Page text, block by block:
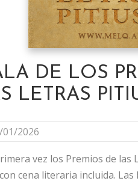
DE LOS
LETRAS
01/2026
vez los Premios de las
cena literaria incluida.